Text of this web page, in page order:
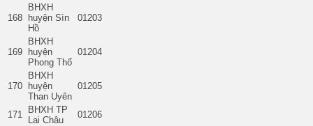
168
BHXH
huyện Sìn
Hồ
01203
169
BHXH
huyện
Phong Thổ
01204
170
BHXH
huyện
Than Uyên
01205
171
BHXH TP
Lai Châu
01206